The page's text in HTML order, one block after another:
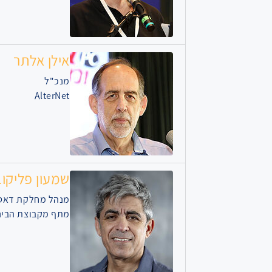
אילן אלתר
מנכ"ל
AlterNet
שמעון
מנהל מחלקת
מתף מקבוצת